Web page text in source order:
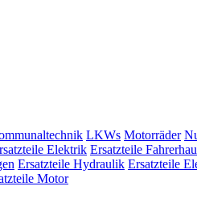
LKWs Motorräder
Elektrik Ersatzteile
Ersatzteile Hydraulik Ersatzteile
Motor